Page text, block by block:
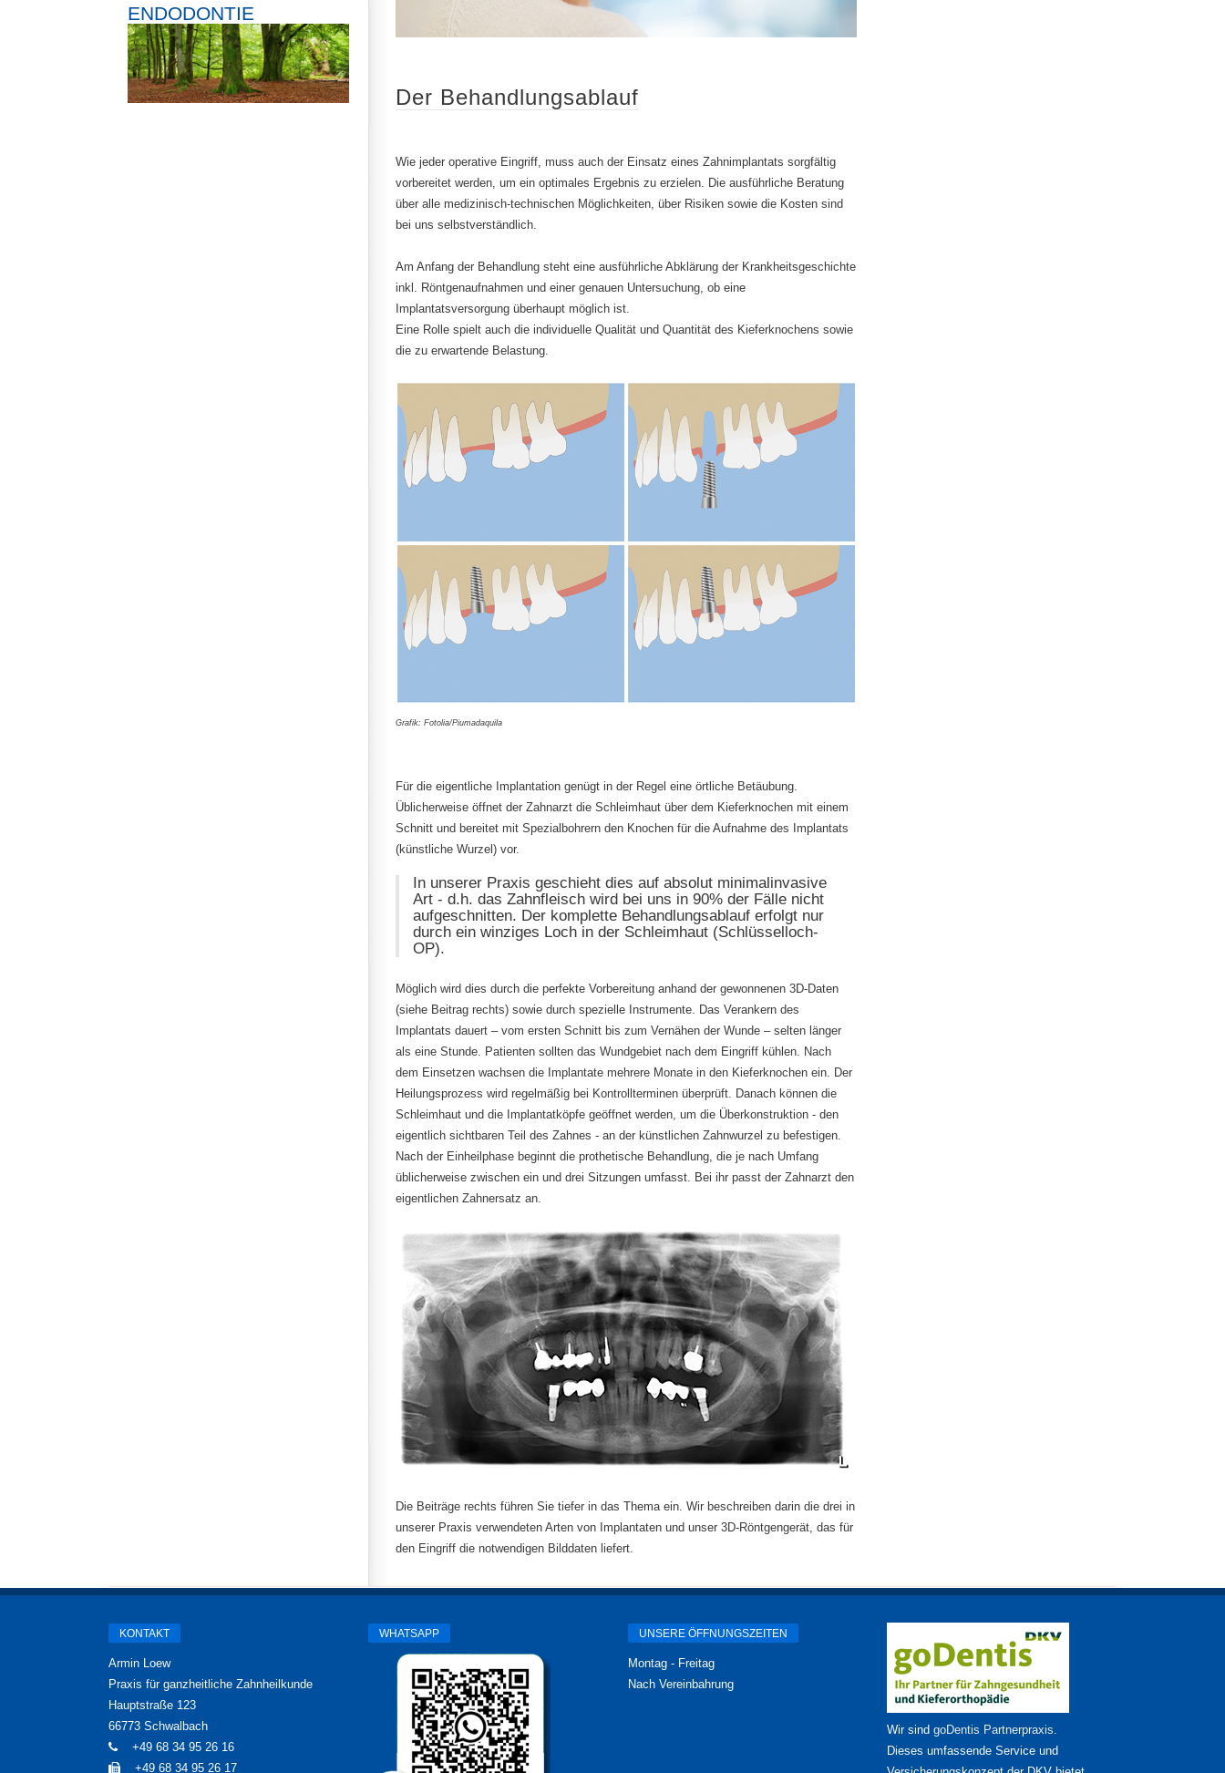
Der Behandlungsablauf
Wie jeder operative Eingriff, muss auch der Einsatz eines Zahnimplantats sorgfältig
vorbereitet werden, um ein optimales Ergebnis zu erzielen. Die ausführliche Beratung
über alle medizinisch-technischen Möglichkeiten, über Risiken sowie die Kosten sind
bei uns selbstverständlich.
Am Anfang der Behandlung steht eine ausführliche Abklärung der Krankheitsgeschichte
inkl. Röntgenaufnahmen und einer genauen Untersuchung, ob eine
Implantatsversorgung überhaupt möglich ist.
Eine Rolle spielt auch die individuelle Qualität und Quantität des Kieferknochens sowie
die zu erwartende Belastung.
Grafik: Fotolia/Piumadaquila
Für die eigentliche Implantation genügt in der Regel eine örtliche Betäubung.
Üblicherweise öffnet der Zahnarzt die Schleimhaut über dem Kieferknochen mit einem
Schnitt und bereitet mit Spezialbohrern den Knochen für die Aufnahme des Implantats
(künstliche Wurzel) vor.
In unserer Praxis geschieht dies auf absolut minimalinvasive
Art - d.h. das Zahnfleisch wird bei uns in 90% der Fälle nicht
aufgeschnitten. Der komplette Behandlungsablauf erfolgt nur
durch ein winziges Loch in der Schleimhaut (Schlüsselloch-
OP).
Möglich wird dies durch die perfekte Vorbereitung anhand der gewonnenen 3D-Daten
(siehe Beitrag rechts) sowie durch spezielle Instrumente. Das Verankern des
Implantats dauert – vom ersten Schnitt bis zum Vernähen der Wunde – selten länger
als eine Stunde. Patienten sollten das Wundgebiet nach dem Eingriff kühlen. Nach
dem Einsetzen wachsen die Implantate mehrere Monate in den Kieferknochen ein. Der
Heilungsprozess wird regelmäßig bei Kontrollterminen überprüft. Danach können die
Schleimhaut und die Implantatköpfe geöffnet werden, um die Überkonstruktion - den
eigentlich sichtbaren Teil des Zahnes - an der künstlichen Zahnwurzel zu befestigen.
Nach der Einheilphase beginnt die prothetische Behandlung, die je nach Umfang
üblicherweise zwischen ein und drei Sitzungen umfasst. Bei ihr passt der Zahnarzt den
eigentlichen Zahnersatz an.
Die Beiträge rechts führen Sie tiefer in das Thema ein. Wir beschreiben darin die drei in
unserer Praxis verwendeten Arten von Implantaten und unser 3D-Röntgengerät, das für
den Eingriff die notwendigen Bilddaten liefert.
ENDODONTIE
KONTAKT
Armin Loew
Praxis für ganzheitliche Zahnheilkunde
Hauptstraße 123
66773 Schwalbach
+49 68 34 95 26 16
+49 68 34 95 26 17
WHATSAPP UNSERE ÖFFNUNGSZEITEN
Montag - Freitag
Nach Vereinbahrung
Wir sindgoDentis Partnerpraxis.
Dieses umfassende Service und